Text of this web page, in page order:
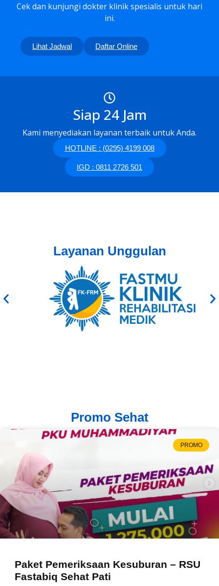
Cek dan kunjungi dokter klinik spesialis untuk hari
ini.
Lihat Jadwal Daftar Online
Siap 24 Jam
Kami menyediakan layanan terbaik untuk Anda.
HOTLINE : (0295) 4199 008
IGD : 0811 2726 501
Layanan Unggulan
Promo Sehat
PROMO
Paket Pemeriksaan Kesuburan – RSU
Fastabiq Sehat Pati